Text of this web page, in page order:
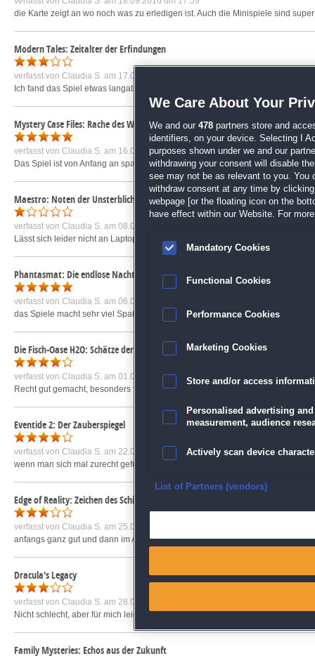
die Karte zeigt an wo noch was zu erledigen ist. Auch die Minispiele sind
Modern Tales: Zeitalter der Erfindungen
verfasst von Claudia S. am 17.04.2018 um 10:23
Ich fand das Spiel etwas langatmig. Von den Wimmelbildspielen her recht
Mystery Case Files: Rache des Wiedergängers
verfasst von Claudia S. am 16.07.2021 um 21:26
Das Spiel ist von Anfang an spannend gemacht und hat super Effekte drin.
Maestro: Noten der Unsterblichkeit
verfasst von Claudia S. am 08.08.2016 um 10:03
Lässt sich leider nicht an Laptopgröße anpassen. Man hat Trotz
Phantasmat: Die endlose Nacht
verfasst von Claudia S. am 06.02.2019 um 13:44
das Spiele macht sehr viel Spaß und man hat auch sehr lange was davon.
Die Fisch-Oase H2O: Schätze der Tiefsee
verfasst von Claudia S. am 01.08.2010 um 21:11
Recht gut gemacht, besonders für jemanden, der gerne Fische und
Eventide 2: Der Zauberspiegel
verfasst von Claudia S. am 22.02.2018 um 12:56
wenn man sich mal zurecht gefunden hat gar nicht so schlecht. Karte wo
Edge of Reality: Zeichen des Schicksals
verfasst von Claudia S. am 25.09.2020 um 19:45
anfangs ganz gut und dann im Angebot gekauft und dann doch geärgert.
Dracula's Legacy
verfasst von Claudia S. am 28.07.2016 um 12:35
Nicht schlecht, aber für mich leider nicht so ganz das Richtige. Fast schon
Family Mysteries: Echos aus der Zukunft
We Care About Your
We and our 478 partners store and
identifiers, on your device. Selecting I
purposes shown under we and our
withdrawing your consent will disable
see may not be as relevant to you. You
withdraw consent at any time by
webpage [or the floating icon on the
have effect within our Website. For
Mandatory Cookies
Functional Cookies
Performance Cookies
Marketing Cookies
Store and/or access
Personalised advertising
measurement, audience
Actively scan device
Ensure security, prevent
List of Partners (vendors)